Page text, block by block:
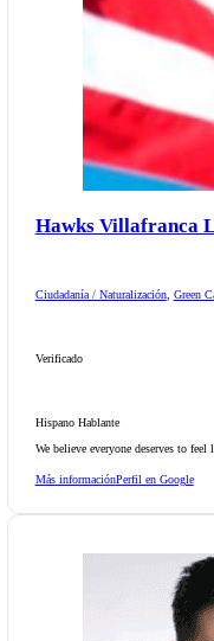
Hawks Villafranca
Ciudadanía / Naturalización, Green
Verificado
Hispano Hablante
We believe everyone deserves to
Más informaciónPerfil en Google